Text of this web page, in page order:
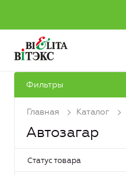
Фильтры
Главная Каталог
Автозагар
Статус товара